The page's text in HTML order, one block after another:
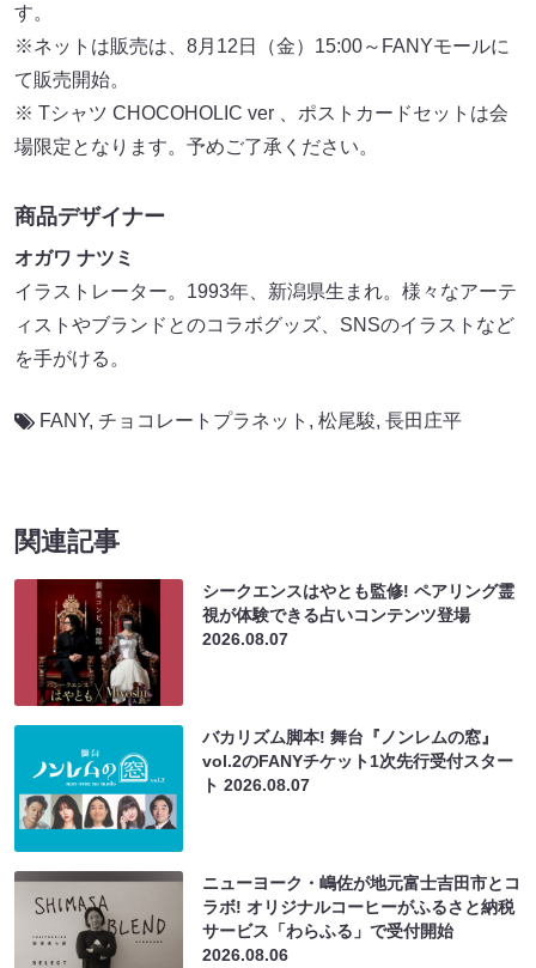
す。
※ネットは販売は、8月12日（金）15:00～FANYモールに
て販売開始。
※ Tシャツ CHOCOHOLIC ver 、ポストカードセットは会
場限定となります。予めご了承ください。
商品デザイナー
オガワ ナツミ
イラストレーター。1993年、新潟県生まれ。様々なアーテ
ィストやブランドとのコラボグッズ、SNSのイラストなど
を手がける。
FANY, チョコレートプラネット , 松尾駿, 長田庄平
関連記事
シークエンスはやとも監修! ペアリング霊
視が体験できる占いコンテンツ登場
2026.08.07
バカリズム脚本! 舞台『ノンレムの窓』
vol.2のFANYチケット1次先行受付スター
ト2026.08.07
ニューヨーク・嶋佐が地元富士吉田市とコ
ラボ! オリジナルコーヒーがふるさと納税
サービス「わらふる」で受付開始
2026.08.06